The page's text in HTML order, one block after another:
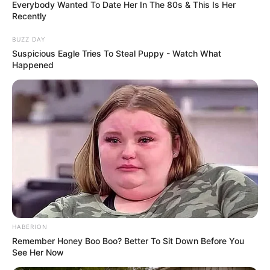
milhões, destinado ao pagamento dos ACE.
—Foto:
pagamento dos ACE em 2026.
20
janeiro.2026.
WhatsApp: Rede do JASB |Oestado de São Paulo recebeu do
Governo Federal, por meio do Ministério da Saúde, um total de R$
398.532.576,00 em recursos destinados ao pagamento de
Agentes de Combate às Endemias (ACE)em 2026.
fortalece a luta da categoria no estado com estas informações.
Everybody Wanted To Date Her In The 80s & This Is Her
Recently
BUZZ DAY
Suspicious Eagle Tries To Steal Puppy - Watch What
Happened
HABERION
Remember Honey Boo Boo? Better To Sit Down Before You
See Her Now